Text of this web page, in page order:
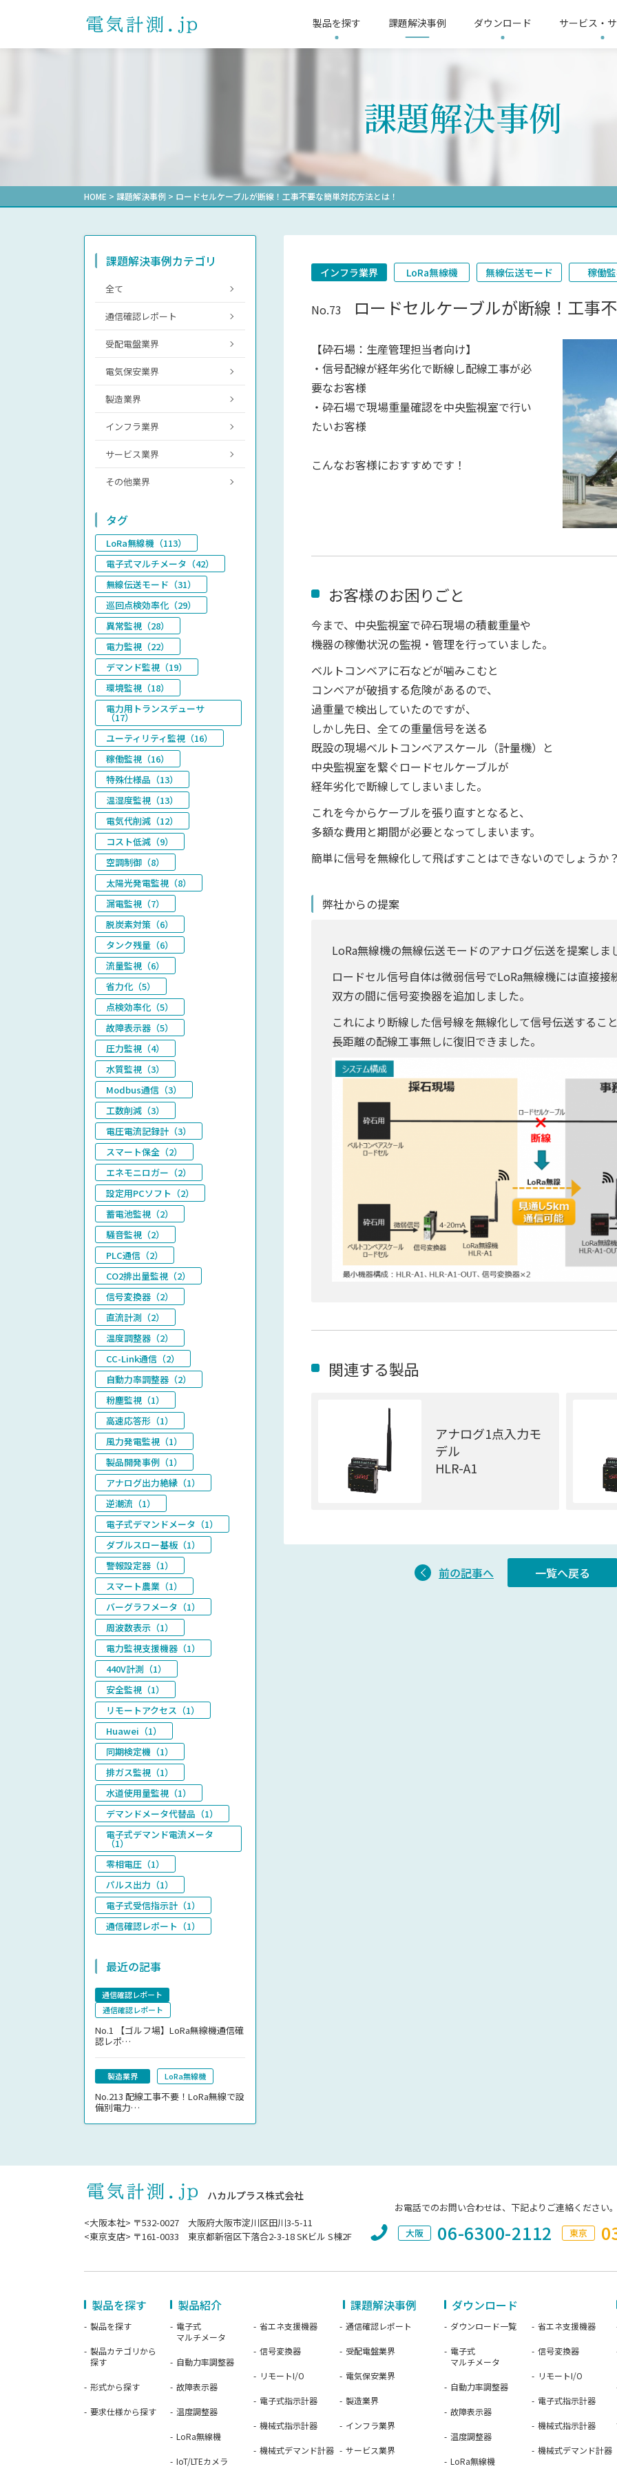
製品を探す
要求仕様から探す 提供ソリューション
課題解決事例
電気保安業界 製造業界
ダウンロード
故障表示器 温度調整器
機械式デマンド計器 機械式メータリレー 太陽光発電計測器 記録計 計
サービス・
LoRa無線機推奨機器
会社概要
課題解決事例
HOME > 課題解決事例 > ロードセルケーブルが断線！工事不要な簡単対応方法とは！
インフラ業界 LoRa無線機 無線伝送モード 稼働
No.73 ロードセルケーブルが断線！工事
【砕石場：生産管理担当者向け】
・信号配線が経年劣化で断線し配線工事が必
要なお客様
・砕石場で現場重量確認を中央監視室で行い
たいお客様
こんなお客様におすすめです！
お客様のお困りごと
今まで、中央監視室で砕石現場の積載重量や
機器の稼働状況の監視・管理を行っていました。
ベルトコンベアに石などが噛みこむと
コンベアが破損する危険があるので、
過重量で検出していたのですが、
しかし先日、全ての重量信号を送る
既設の現場べルトコンベアスケール（計量機）と
中央監視室を繋ぐロードセルケーブルが
経年劣化で断線してしまいました。
これを今からケーブルを張り直すとなると、
多額な費用と期間が必要となってしまいます。
簡単に信号を無線化して飛ばすことはできないのでしょうか
弊社からの提案
LoRa無線機の無線伝送モードのアナログ伝送を提案しま
ロードセル信号自体は微弱信号でLoRa無線機には直接接
双方の間に信号変換器を追加しました。
これにより断線した信号線を無線化して信号伝送するこ
長距離の配線工事無しに復旧できました。
関連する製品
アナログ1点入力モ
デル
HLR-A1
前の記事へ 一覧へ戻る
課題解決事例カテゴリ
全て
通信確認レポート
受配電盤業界
電気保安業界
製造業界
インフラ業界
サービス業界
その他業界
タグ
LoRa無線機（113）
電子式マルチメータ（42）
無線伝送モード（31）
巡回点検効率化（29）
異常監視（28）
電力監視（22）
デマンド監視（19）
環境監視（18）
電力用トランスデューサ
（17）
ユーティリティ監視（16）
稼働監視（16）
特殊仕様品（13）
温湿度監視（13）
電気代削減（12）
コスト低減（9）
空調制御（8）
太陽光発電監視（8）
漏電監視（7）
脱炭素対策（6）
タンク残量（6）
流量監視（6）
省力化（5）
点検効率化（5）
故障表示器（5）
圧力監視（4）
水質監視（3）
Modbus通信（3）
工数削減（3）
電圧電流記録計（3）
スマート保全（2）
エネモニロガー（2）
設定用PCソフト（2）
蓄電池監視（2）
騒音監視（2）
PLC通信（2）
CO2排出量監視（2）
信号変換器（2）
直流計測（2）
温度調整器（2）
CC-Link通信（2）
自動力率調整器（2）
粉塵監視（1）
高速応答形（1）
風力発電監視（1）
製品開発事例（1）
アナログ出力絶縁（1）
逆潮流（1）
電子式デマンドメータ（1）
ダブルスロー基板（1）
警報設定器（1）
スマート農業（1）
バーグラフメータ（1）
周波数表示（1）
電力監視支援機器（1）
440V計測（1）
安全監視（1）
リモートアクセス（1）
Huawei（1）
同期検定機（1）
排ガス監視（1）
水道使用量監視（1）
デマンドメータ代替品（1）
電子式デマンド電流メータ
（1）
零相電圧（1）
パルス出力（1）
電子式受信指示計（1）
通信確認レポート（1）
最近の記事
通信確認レポート
通信確認レポート
No.1
【ゴルフ場】LoRa無線機通信確
認レポ…
製造業界 LoRa無線機
No.213 配線工事不要！LoRa無線で設
備別電力…
製品を探す
製品を探す
製品カテゴリから
探す
形式から探す
要求仕様から探す
製品紹介 課題解決事例
電子式
マルチメータ
自動力率調整器
故障表示器
温度調整器
LoRa無線機
IoT/LTEカメラ
省エネ支援機器
信号変換器
リモートI/O
電子式指示計器
機械式指示計器
機械式デマンド計器
通信確認レポート
受配電盤業界
電気保安業界
製造業界
インフラ業界
サービス業界
ダウンロード
ダウンロード一覧
電子式
マルチメータ
自動力率調整器
故障表示器
温度調整器
LoRa無線機
省エネ支援機器
信号変換器
リモートI/O
電子式指示計器
機械式指示計器
機械式デマンド計器
ハカルプラス株式会社
<大阪本社> 〒532-0027 大阪府大阪市淀川区田川3-5-11
<東京支店> 〒161-0033 東京都新宿区下落合2-3-18 SKビル S棟2F
お電話でのお問い合わせは、下記よりご連絡ください
大阪
06-6300-2112 東京